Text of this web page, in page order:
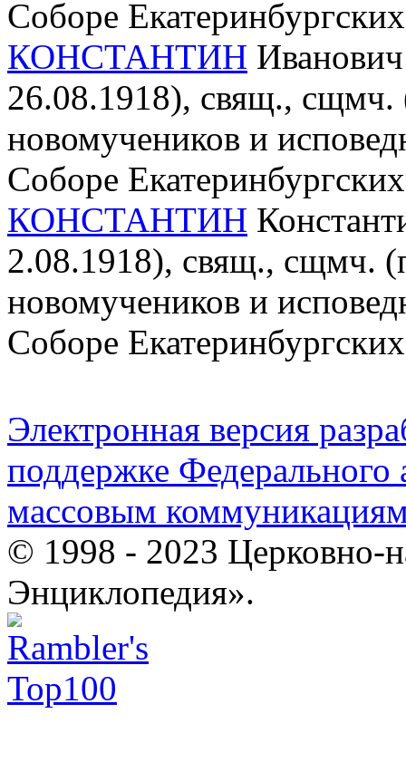
Соборе
КОНСТАНТИН
26.08.1918), свящ., сщмч.
новомучеников и
Соборе
КОНСТАНТИН
2.08.1918), свящ., сщмч.
новомучеников и
Соборе
Электронная версия
поддержке Федерального
массовым
© 1998 - 2023 Церковно-
Энциклопедия».